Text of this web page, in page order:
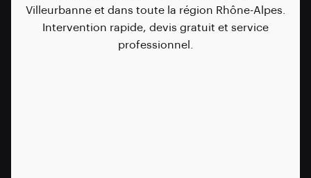
Villeurbanne et dans toute la région Rhône-Alpes.
Intervention rapide, devis gratuit et service
professionnel.